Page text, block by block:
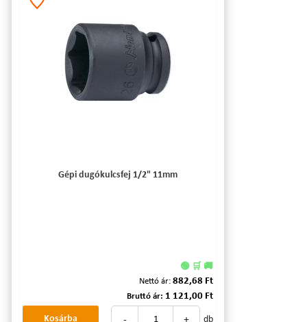
Gépi dugókulcsfej 1/2" 11mm
🟢 🛒 🚚
Nettó ár: 882,68 Ft
Bruttó ár: 1 121,00 Ft
db
Kosárba